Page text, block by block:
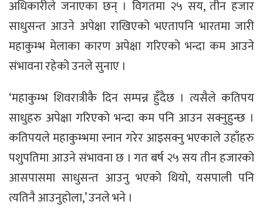
अधिकारीले जनाएका छन् । विगतमा २५ सय, तीन हजार
साधुसन्त आउने अपेक्षा राखिएको भएतापनि भारतमा जारी
महाकुम्भ मेलाका कारण अपेक्षा गरिएको भन्दा कम आउने
संभावना रहेको उनले सुनाए ।
‘महाकुम्भ शिवरात्रीकै दिन सम्पन्न हुँदैछ । त्यसैले कतिपय
साधुहरु अपेक्षा गरिएको भन्दा कम पनि आउन सक्नुहुन्छ ।
कतिपयले महाकुम्भमा स्नान गरेर आइसक्नु भएकाले उहाँहरु
पशुपतिमा आउने संभावना छ । गत बर्ष २५ सय तीन हजारको
आसपासमा साधुसन्त आउनु भएको थियो, यसपाली पनि
त्यतिनै आउनुहोला,’ उनले भने ।